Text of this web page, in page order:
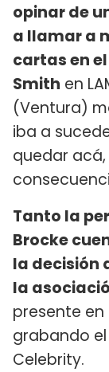
opinar de
a llamar a
cartas en
Smith en
(Ventura)
iba a
quedar
Tanto la
Brocke
la decisión
la
presente
grabando
Celebrity.